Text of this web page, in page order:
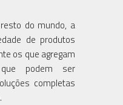
do mundo, a
de produtos
os que agregam
podem ser
completas